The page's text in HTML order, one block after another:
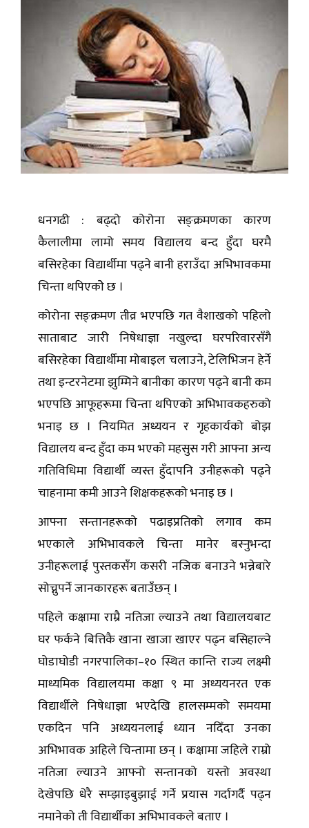
धनगढी : बढ्दो कोरोना सङ्क्रमणका कारण
कैलालीमा लामो समय विद्यालय बन्द हुँदा घरमै
बसिरहेका विद्यार्थीमा पढ्ने बानी हराउँदा अभिभावकमा
चिन्ता थपिएकोे छ ।
कोरोना सङ्क्रमण तीव्र भएपछि गत वैशाखको पहिलो
साताबाट जारी निषेधाज्ञा नखुल्दा घरपरिवारसँगै
बसिरहेका विद्यार्थीमा मोबाइल चलाउने, टेलिभिजन हेर्ने
तथा इन्टरनेटमा झुम्मिने बानीका कारण पढ्ने बानी कम
भएपछि आफूहरूमा चिन्ता थपिएको अभिभावकहरुको
भनाइ छ । नियमित अध्ययन र गृहकार्यको बोझ
विद्यालय बन्द हुँदा कम भएको महसुस गरी आफ्ना अन्य
गतिविधिमा विद्यार्थी व्यस्त हुँदापनि उनीहरूको पढ्ने
चाहनामा कमी आउने शिक्षकहरूको भनाइ छ ।
आफ्ना सन्तानहरूको पढाइप्रतिको लगाव कम
भएकाले अभिभावकले चिन्ता मानेर बस्नुभन्दा
उनीहरूलाई पुस्तकसँग कसरी नजिक बनाउने भन्नेबारे
सोच्नुपर्ने जानकारहरू बताउँछन् ।
पहिले कक्षामा राम्रै नतिजा ल्याउने तथा विद्यालयबाट
घर फर्कने बित्तिकै खाना खाजा खाएर पढ्न बसिहाल्ने
घोडाघोडी नगरपालिका–१० स्थित कान्ति राज्य लक्ष्मी
माध्यमिक विद्यालयमा कक्षा ९ मा अध्ययनरत एक
विद्यार्थीले निषेधाज्ञा भएदेखि हालसम्मको समयमा
एकदिन पनि अध्ययनलाई ध्यान नदिँदा उनका
अभिभावक अहिले चिन्तामा छन् । कक्षामा जहिले राम्रो
नतिजा ल्याउने आफ्नो सन्तानको यस्तो अवस्था
देखेपछि धेरै सम्झाइबुझाई गर्ने प्रयास गर्दागर्दै पढ्न
नमानेको ती विद्यार्थीका अभिभावकले बताए ।